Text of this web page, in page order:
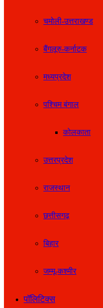
चमोली-उत्तराखण्ड
बैंगलूरु-कर्नाटक
मध्यप्रदेश
पश्चिम बंगाल
कोलकाता
उत्तरप्रदेश
राजस्थान
छत्तीसगढ़
बिहार
जम्मू-कश्मीर
पॉलिटिक्स